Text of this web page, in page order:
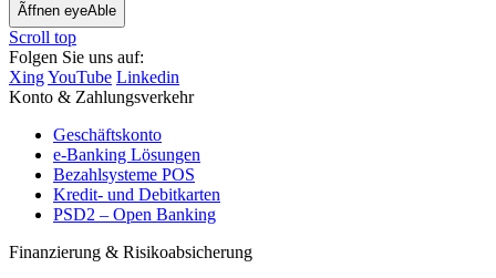
Ãffnen eyeAble
Scroll top
Folgen Sie uns auf:
XingYouTube Linkedin
Konto & Zahlungsverkehr
Geschäftskonto
e-Banking Lösungen
Bezahlsysteme POS
Kredit- und Debitkarten
PSD2 – Open Banking
Finanzierung & Risikoabsicherung